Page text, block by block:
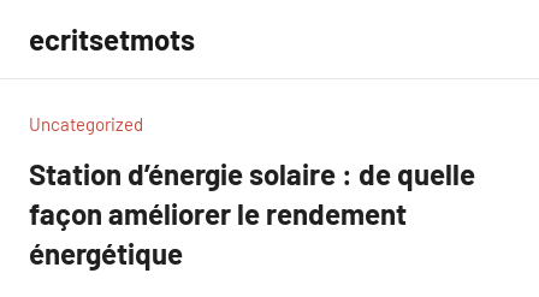
contenu
ecritsetmots
Uncategorized
Station d’énergie solaire : de quelle
façon améliorer le rendement
énergétique